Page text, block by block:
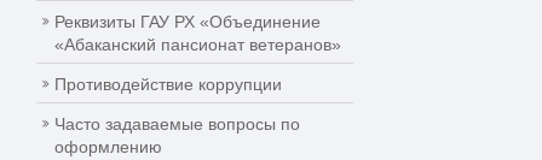
Реквизиты ГАУ РХ «Объединение
«Абаканский пансионат ветеранов»
Противодействие коррупции
Часто задаваемые вопросы по
оформлению